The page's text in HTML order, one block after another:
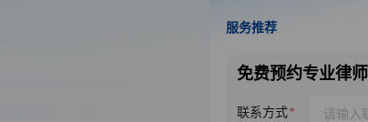
服务推荐
免费预约专业律师
联系方式